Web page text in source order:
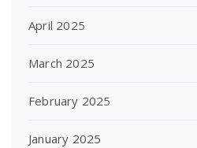
April 2025
March 2025
February 2025
January 2025